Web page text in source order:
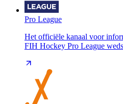
Pro League
Het officiële kanaal voor
FIH Hockey Pro League